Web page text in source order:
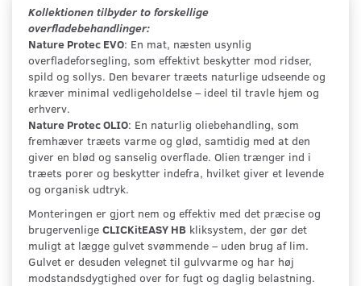
Kollektionen tilbyder to forskellige
overfladebehandlinger:
Nature Protec EVO: En mat, næsten usynlig
overfladeforsegling, som effektivt beskytter mod ridser,
spild og sollys. Den bevarer træets naturlige udseende og
kræver minimal vedligeholdelse – ideel til travle hjem og
erhverv.
Nature Protec OLIO: En naturlig oliebehandling, som
fremhæver træets varme og glød, samtidig med at den
giver en blød og sanselig overflade. Olien trænger ind i
træets porer og beskytter indefra, hvilket giver et levende
og organisk udtryk.
Monteringen er gjort nem og effektiv med det præcise og
brugervenlige CLICKitEASY HB kliksystem, der gør det
muligt at lægge gulvet svømmende – uden brug af lim.
Gulvet er desuden velegnet til gulvvarme og har høj
modstandsdygtighed over for fugt og daglig belastning.